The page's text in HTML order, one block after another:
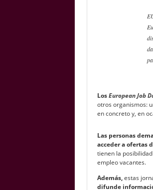
LosEuropean Job
otros organismos:
en concreto y, en
Las personas
acceder a ofertas
tienen la
empleo vacantes.
Además,estas
difunde